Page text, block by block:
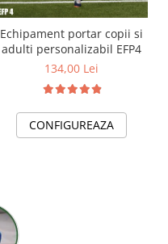
Echipament portar copii si
adulti personalizabil EFP4
134,00 Lei
CONFIGUREAZA